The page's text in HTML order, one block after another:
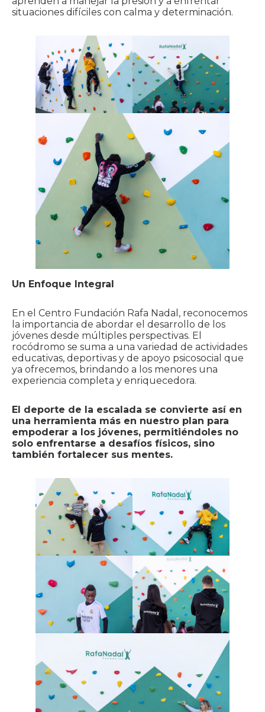
situaciones difíciles con calma y determinación.
Un Enfoque Integral
En el Centro Fundación Rafa Nadal, reconocemos
la importancia de abordar el desarrollo de los
jóvenes desde múltiples perspectivas. El
rocódromo se suma a una variedad de actividades
educativas, deportivas y de apoyo psicosocial que
ya ofrecemos, brindando a los menores una
experiencia completa y enriquecedora.
El deporte de la escalada se convierte así en
una herramienta más en nuestro plan para
empoderar a los jóvenes, permitiéndoles no
solo enfrentarse a desafíos físicos, sino
también fortalecer sus mentes.